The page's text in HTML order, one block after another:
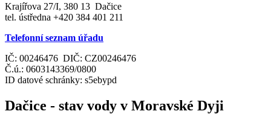
Krajířova 27/I, 380 13 Dačice
tel. ústředna +420 384 401 211
Telefonní seznam úřadu
IČ: 00246476 DIČ: CZ00246476
Č.ú.: 0603143369/0800
ID datové schránky: s5ebypd
Dačice - stav vody v Moravské Dyji